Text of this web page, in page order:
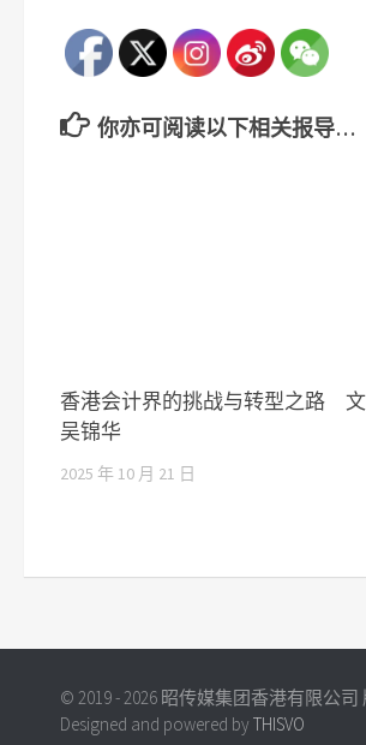
你亦可阅读以下相关报导…
香港会计界的挑战与转型之路 文
吴锦华
2025 年 10 月 21 日
© 2019 - 2026 昭传媒集团香港有限公司
Designed and powered by THISVO